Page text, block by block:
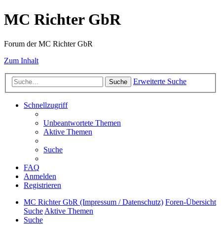
MC Richter GbR
Forum der MC Richter GbR
Zum Inhalt
Suche Erweiterte Suche
Schnellzugriff
Unbeantwortete Themen
Aktive Themen
Suche
FAQ
Anmelden
Registrieren
MC Richter GbR (Impressum / Datenschutz) Foren-Übersicht
SucheAktive Themen
Suche